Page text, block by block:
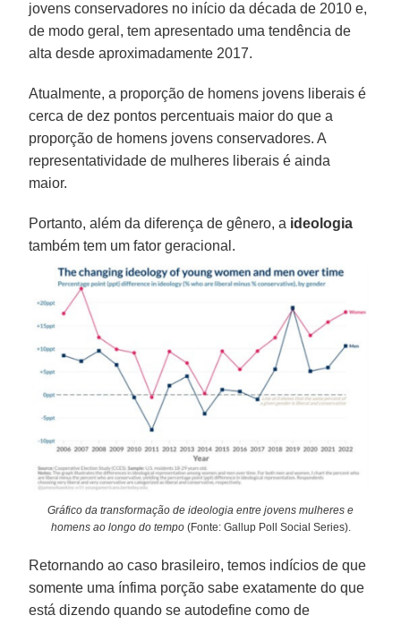
jovens conservadores no início da década de 2010 e,
de modo geral, tem apresentado uma tendência de
alta desde aproximadamente 2017.
Atualmente, a proporção de homens jovens liberais é
cerca de dez pontos percentuais maior do que a
proporção de homens jovens conservadores. A
representatividade de mulheres liberais é ainda
maior.
Portanto, além da diferença de gênero, a ideologia
também tem um fator geracional.
Gráfico da transformação de ideologia entre jovens mulheres e
homens ao longo do tempo(Fonte: Gallup Poll Social Series).
Retornando ao caso brasileiro, temos indícios de que
somente uma ínfima porção sabe exatamente do que
está dizendo quando se autodefine como de